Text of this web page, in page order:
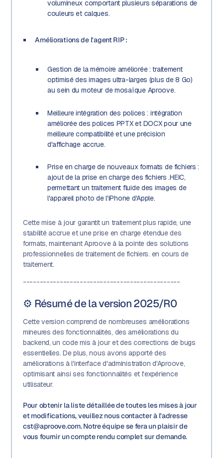
volumineux comportant plusieurs séparations de
couleurs et calques.
Améliorations de l'agent RIP :
Gestion de la mémoire améliorée : traitement
optimisé des images ultra-larges (plus de 8 Go)
au sein du moteur de mosaïque Aproove.
Meilleure intégration des polices : intégration
améliorée des polices PPTX et DOCX pour une
meilleure compatibilité et une précision
d'affichage accrue.
Prise en charge de nouveaux formats de fichiers :
ajout de la prise en charge des fichiers .HEIC,
permettant un traitement fluide des images de
l'appareil photo de l'iPhone d'Apple.
Cette mise à jour garantit un traitement plus rapide, une
stabilité accrue et une prise en charge étendue des
formats, maintenant Aproove à la pointe des solutions
professionnelles de traitement de fichiers. en cours de
traitement.
-----------------------------------------------
⚙️ Résumé de la version 2025/R0
Cette version comprend de nombreuses améliorations
mineures des fonctionnalités, des améliorations du
backend, un code mis à jour et des corrections de bugs
essentielles. De plus, nous avons apporté des
améliorations à l'interface d'administration d'Aproove,
optimisant ainsi ses fonctionnalités et l'expérience
utilisateur.
Pour obtenir la liste détaillée de toutes les mises à jour
et modifications, veuillez nous contacter à l'adresse
cst@aproove.com. Notre équipe se fera un plaisir de
vous fournir un compte rendu complet sur demande.